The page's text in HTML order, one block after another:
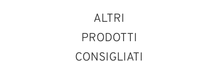
ALTRI
PRODOTTI
CONSIGLIATI